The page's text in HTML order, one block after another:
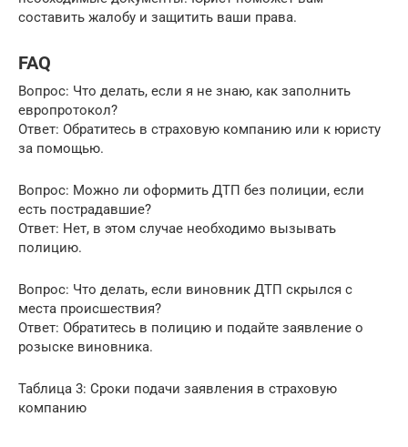
составить жалобу и защитить ваши права.
FAQ
Вопрос: Что делать, если я не знаю, как заполнить
европротокол?
Ответ: Обратитесь в страховую компанию или к юристу
за помощью.
Вопрос: Можно ли оформить ДТП без полиции, если
есть пострадавшие?
Ответ: Нет, в этом случае необходимо вызывать
полицию.
Вопрос: Что делать, если виновник ДТП скрылся с
места происшествия?
Ответ: Обратитесь в полицию и подайте заявление о
розыске виновника.
Таблица 3: Сроки подачи заявления в страховую
компанию